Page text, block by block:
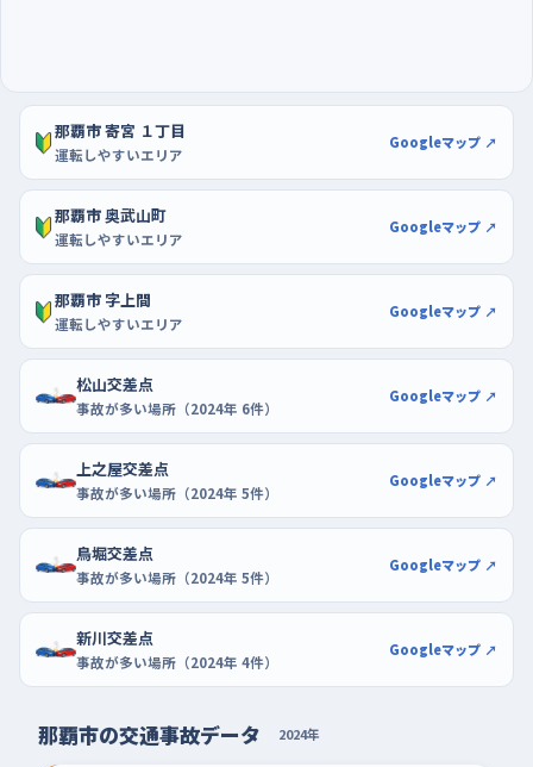
る。慣れてきたらTギャラリア沖縄のような大きな駐車場で、スロ
ープや通路の合流にも慣れておくといい。
那覇市 寄宮 １丁目
運転しやすいエリア
Googleマップ ↗
那覇市 奥武山町
運転しやすいエリア
Googleマップ ↗
那覇市 字上間
運転しやすいエリア
Googleマップ ↗
松山交差点
事故が多い場所（2024年 6件）
Googleマップ ↗
上之屋交差点
事故が多い場所（2024年 5件）
Googleマップ ↗
鳥堀交差点
事故が多い場所（2024年 5件）
Googleマップ ↗
新川交差点
事故が多い場所（2024年 4件）
Googleマップ ↗
那覇市の交通事故データ 2024年